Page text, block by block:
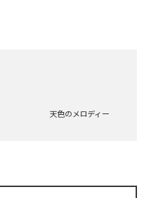
天色のメロディー